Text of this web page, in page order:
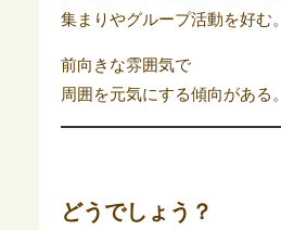
集まりやグループ活動を好む。
前向きな雰囲気で
周囲を元気にする傾向がある。
どうでしょう？